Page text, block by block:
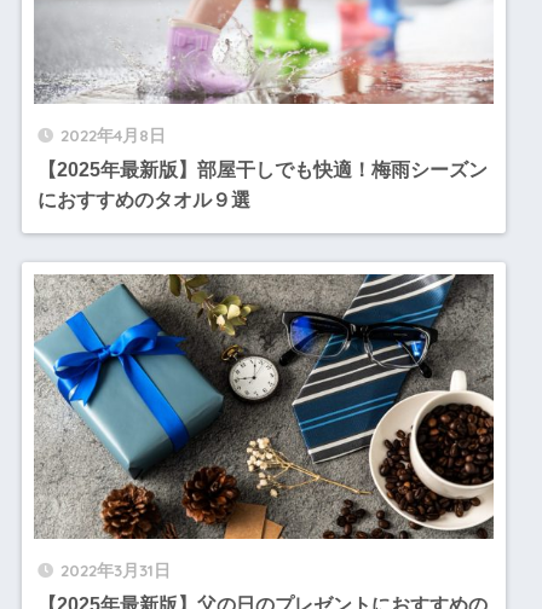
2022年4月8日
【2025年最新版】部屋干しでも快適！梅雨シーズン
におすすめのタオル９選
2022年3月31日
【2025年最新版】父の日のプレゼントにおすすめの